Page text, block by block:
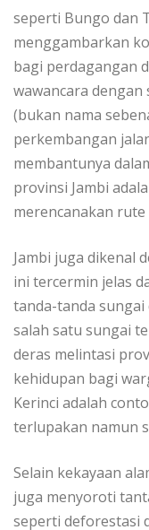
seperti Bungo dan
menggambarkan
bagi perdagangan
wawancara
(bukan nama
perkembangan
membantunya
provinsi Jambi
merencanakan
Jambi juga dikenal
ini tercermin jelas
tanda-tanda sungai
salah satu sungai
deras melintasi
kehidupan bagi
Kerinci adalah
terlupakan namun
Selain kekayaan
juga menyoroti
seperti deforestasi